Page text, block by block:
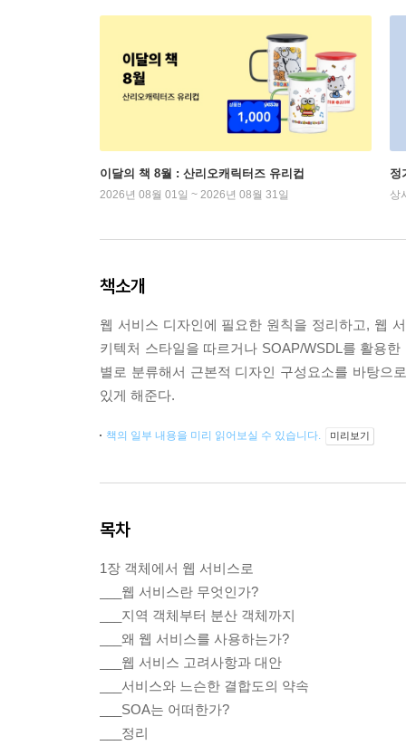
이달의 책 8월 : 산리오캐릭터즈 유리컵
2026년 08월 01일 ~ 2026년 08월 31일
정
상
책소개
웹 서비스 디자인에 필요한 원칙을 정리하고, 웹
키텍처 스타일을 따르거나 SOAP/WSDL를 활용
별로 분류해서 근본적 디자인 구성요소를 바탕으
있게 해준다.
책의 일부 내용을 미리 읽어보실 수 있습니다. 미리보기
목차
1장 객체에서 웹 서비스로
___웹 서비스란 무엇인가?
___지역 객체부터 분산 객체까지
___왜 웹 서비스를 사용하는가?
___웹 서비스 고려사항과 대안
___서비스와 느슨한 결합도의 약속
___SOA는 어떠한가?
___정리